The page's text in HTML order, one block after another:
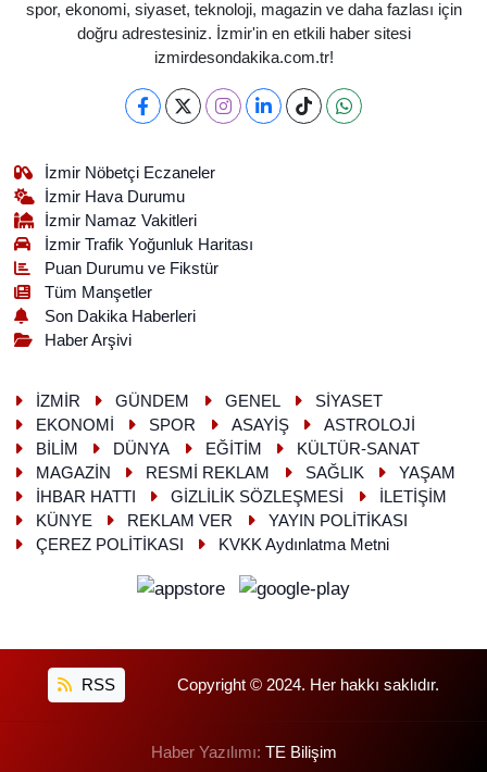
spor, ekonomi, siyaset, teknoloji, magazin ve daha fazlası için
doğru adrestesiniz. İzmir'in en etkili haber sitesi
izmirdesondakika.com.tr!
İzmir Nöbetçi Eczaneler
İzmir Hava Durumu
İzmir Namaz Vakitleri
İzmir Trafik Yoğunluk Haritası
Puan Durumu ve Fikstür
Tüm Manşetler
Son Dakika Haberleri
Haber Arşivi
İZMİR GÜNDEM GENEL
SİYASET
EKONOMİ
SPOR ASAYİŞ
ASTROLOJİ
BİLİM
DÜNYA EĞİTİM
KÜLTÜR-SANAT
MAGAZİN
RESMİ REKLAM SAĞLIK
YAŞAM
İHBAR HATTI
GİZLİLİK SÖZLEŞMESİ
İLETİŞİM
KÜNYE
REKLAM VER
YAYIN POLİTİKASI
ÇEREZ POLİTİKASI
KVKK Aydınlatma Metni
RSS Copyright © 2024. Her hakkı saklıdır.
Haber Yazılımı: TE Bilişim